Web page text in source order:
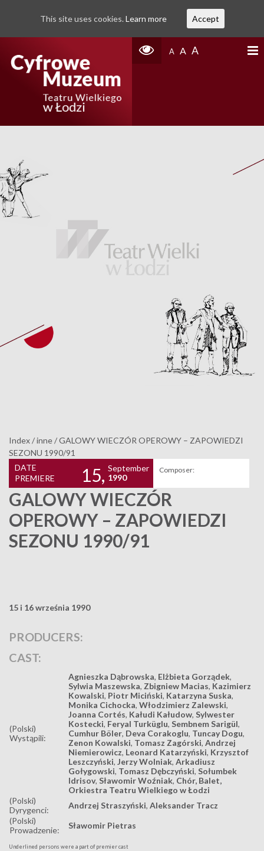
A A A
Index/inne/GALOWY WIECZÓR OPEROWY – ZAPOWIEDZI
SEZONU 1990/91
DATE
PREMIERE
15, September
1990
Composer:
GALOWY WIECZÓR
OPEROWY – ZAPOWIEDZI
SEZONU 1990/91
15 i 16 września 1990
PRODUCERS:
CAST:
(Polski)
Wystąpili:
Agnieszka Dąbrowska, Elżbieta Gorządek,
Sylwia Maszewska, Zbigniew Macias, Kazimierz
Kowalski, Piotr Miciński, Katarzyna Suska,
Monika Cichocka, Włodzimierz Zalewski,
Joanna Cortés, Kałudi Kałudow, Sylwester
Kostecki, Feryal Turküglu, Sembnem Sarigül,
Cumhur Böler, Deva Corakoglu, Tuncay Dogu,
Zenon Kowalski, Tomasz Zagórski, Andrzej
Niemierowicz, Leonard Katarzyński, Krzysztof
Leszczyński, Jerzy Wolniak, Arkadiusz
Gołygowski, Tomasz Dębczyński, Sołumbek
Idrisov, Sławomir Woźniak, Chór, Balet,
Orkiestra Teatru Wielkiego w Łodzi
(Polski)
Dyrygenci:
Andrzej Straszyński, Aleksander Tracz
(Polski)
Prowadzenie:
Sławomir Pietras
Underlined persons were a part of premier cast
This site uses cookies. Learn more Accept